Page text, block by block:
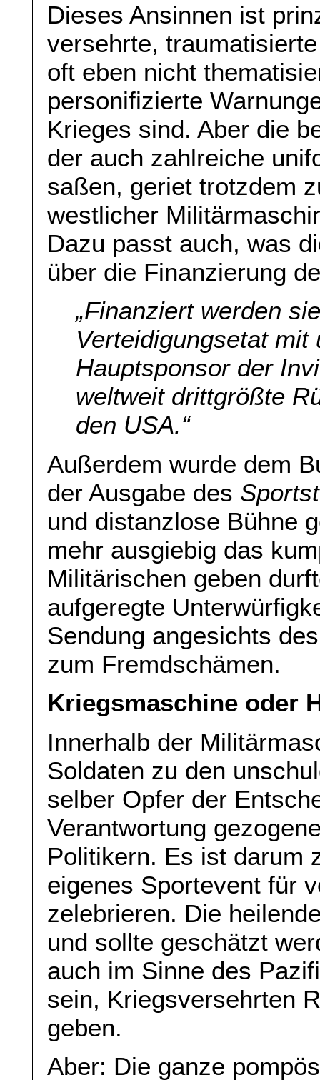
Dieses Ansinnen ist
versehrte,
oft eben nicht
personifizierte
Krieges sind. Aber die
der auch zahlreiche
saßen, geriet trotzdem
westlicher
Dazu passt auch, was
über die Finanzierung
„Finanziert werden
Verteidigungsetat
Hauptsponsor der
weltweit drittgrößte
den USA.“
Außerdem wurde dem
der Ausgabe des
und distanzlose Bühne
mehr ausgiebig das
Militärischen geben
aufgeregte
Sendung angesichts
zum Fremdschämen.
Kriegsmaschine oder
Innerhalb der
Soldaten zu den
selber Opfer der
Verantwortung
Politikern. Es ist darum
eigenes Sportevent für
zelebrieren. Die
und sollte geschätzt
auch im Sinne des
sein, Kriegsversehrten
geben.
Aber: Die ganze